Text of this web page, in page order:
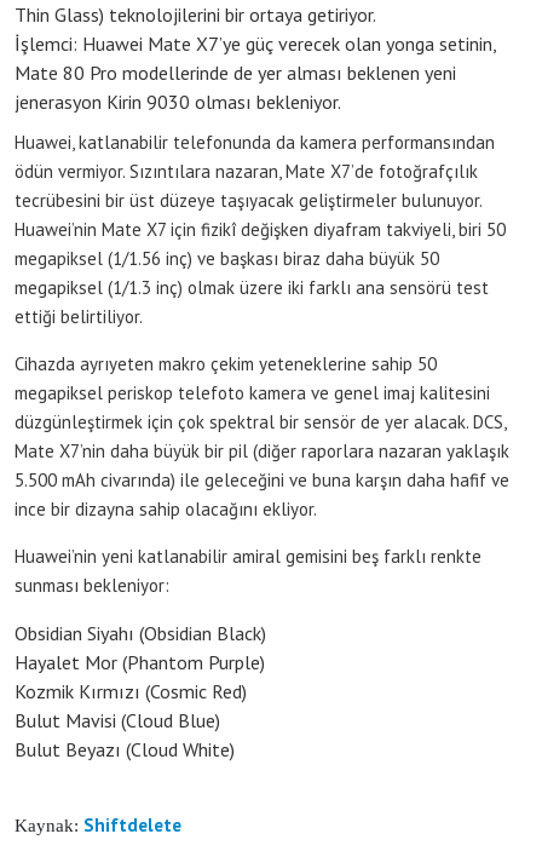
Thin Glass) teknolojilerini bir ortaya getiriyor.
İşlemci: Huawei Mate X7’ye güç verecek olan yonga setinin,
Mate 80 Pro modellerinde de yer alması beklenen yeni
jenerasyon Kirin 9030 olması bekleniyor.
Huawei, katlanabilir telefonunda da kamera performansından
ödün vermiyor. Sızıntılara nazaran, Mate X7’de fotoğrafçılık
tecrübesini bir üst düzeye taşıyacak geliştirmeler bulunuyor.
Huawei’nin Mate X7 için fizikî değişken diyafram takviyeli, biri 50
megapiksel (1/1.56 inç) ve başkası biraz daha büyük 50
megapiksel (1/1.3 inç) olmak üzere iki farklı ana sensörü test
ettiği belirtiliyor.
Cihazda ayrıyeten makro çekim yeteneklerine sahip 50
megapiksel periskop telefoto kamera ve genel imaj kalitesini
düzgünleştirmek için çok spektral bir sensör de yer alacak. DCS,
Mate X7’nin daha büyük bir pil (diğer raporlara nazaran yaklaşık
5.500 mAh civarında) ile geleceğini ve buna karşın daha hafif ve
ince bir dizayna sahip olacağını ekliyor.
Huawei’nin yeni katlanabilir amiral gemisini beş farklı renkte
sunması bekleniyor:
Obsidian Siyahı (Obsidian Black)
Hayalet Mor (Phantom Purple)
Kozmik Kırmızı (Cosmic Red)
Bulut Mavisi (Cloud Blue)
Bulut Beyazı (Cloud White)
Kaynak: Shiftdelete